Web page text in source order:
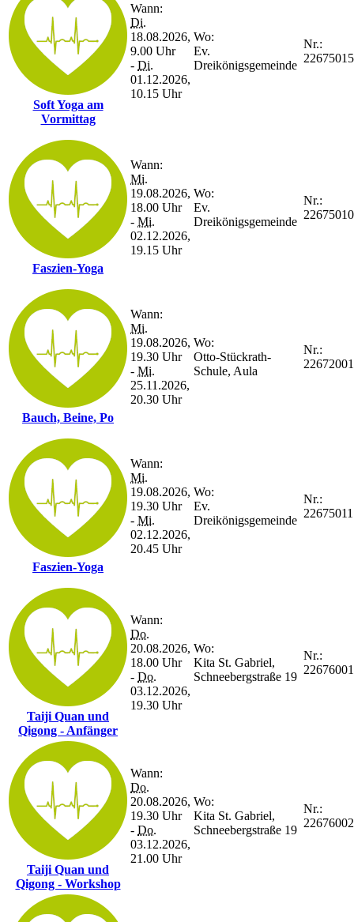
Soft Yoga am
Vormittag
Wann:
Di.
18.08.2026,
9.00 Uhr
- Di.
01.12.2026,
10.15 Uhr
Wo:
Ev.
Dreikönigsgemeinde
Nr.:
22675015
Faszien-Yoga
Wann:
Mi.
19.08.2026,
18.00 Uhr
- Mi.
02.12.2026,
19.15 Uhr
Wo:
Ev.
Dreikönigsgemeinde
Nr.:
22675010
Bauch, Beine, Po
Wann:
Mi.
19.08.2026,
19.30 Uhr
- Mi.
25.11.2026,
20.30 Uhr
Wo:
Otto-Stückrath-
Schule, Aula
Nr.:
22672001
Faszien-Yoga
Wann:
Mi.
19.08.2026,
19.30 Uhr
- Mi.
02.12.2026,
20.45 Uhr
Wo:
Ev.
Dreikönigsgemeinde
Nr.:
22675011
Taiji Quan und
Qigong - Anfänger
Wann:
Do.
20.08.2026,
18.00 Uhr
- Do.
03.12.2026,
19.30 Uhr
Wo:
Kita St. Gabriel,
Schneebergstraße 19
Nr.:
22676001
Taiji Quan und
Qigong - Workshop
Wann:
Do.
20.08.2026,
19.30 Uhr
- Do.
03.12.2026,
21.00 Uhr
Wo:
Kita St. Gabriel,
Schneebergstraße 19
Nr.:
22676002